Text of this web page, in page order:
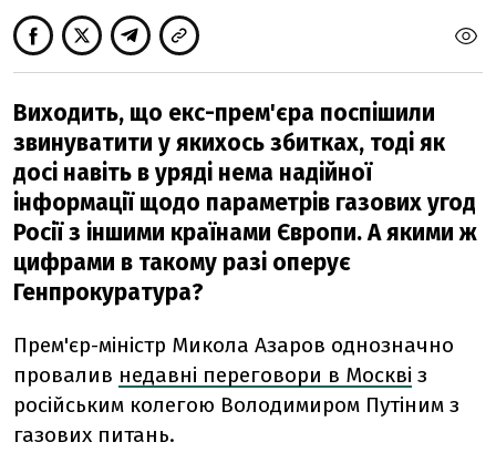
Виходить, що екс-прем'єра поспішили
звинуватити у якихось збитках, тоді як
досі навіть в уряді нема надійної
інформації щодо параметрів газових угод
Росії з іншими країнами Європи. А якими ж
цифрами в такому разі оперує
Генпрокуратура?
Прем'єр-міністр Микола Азаров однозначно
провалив недавні переговори в Москві з
російським колегою Володимиром Путіним з
газових питань.